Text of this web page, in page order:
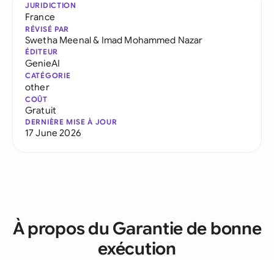
JURIDICTION
France
RÉVISÉ PAR
Swetha Meenal& Imad Mohammed Nazar
ÉDITEUR
GenieAI
CATÉGORIE
other
COÛT
Gratuit
DERNIÈRE MISE À JOUR
17 June 2026
À propos du Garantie de bonne
exécution